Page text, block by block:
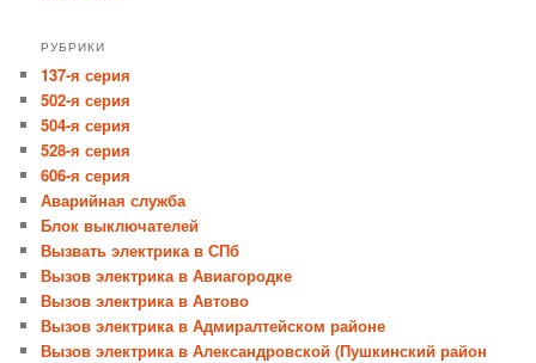
РУБРИКИ
137-я серия
502-я серия
504-я серия
528-я серия
606-я серия
Аварийная служба
Блок выключателей
Вызвать электрика в СПб
Вызов электрика в Авиагородке
Вызов электрика в Автово
Вызов электрика в Адмиралтейском районе
Вызов электрика в Александровской (Пушкинский район